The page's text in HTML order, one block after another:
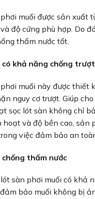
muối được sản xuất
độ cứng phù hợp. Do
thấm nước tốt.
có khả năng chống trượt
muối này được thiết
nguy cơ trượt. Giúp
sọc lót sàn không chỉ
và độ bền cao, sản
việc đảm bảo an
chống thấm nước
sàn phơi muối có khả
bảo muối không bị